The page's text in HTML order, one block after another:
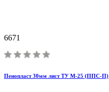
6671
Пенопласт 30мм лист ТУ М-25 (ППС-П)